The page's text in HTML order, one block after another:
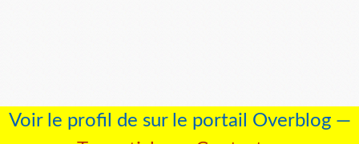
Voir le profil de sur le portail Overblog